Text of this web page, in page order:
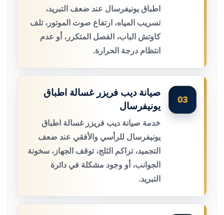
اطباق يونيفرسال عند ضعف التبريد،
تسريب المياه، ارتفاع صوت الموتور، تلف
كاوتش الباب، الفصل المتكرر، أو عدم
انتظام درجة الحرارة.
03
صيانة ديب فريزر غسالة اطباق
يونيفرسال
خدمة صيانة ديب فريزر غسالة اطباق
يونيفرسال للرأسي والأفقي عند ضعف
التجميد، تراكم الثلج، توقف الجهاز، سخونة
الجوانب، أو وجود مشكلة في دائرة
التبريد.